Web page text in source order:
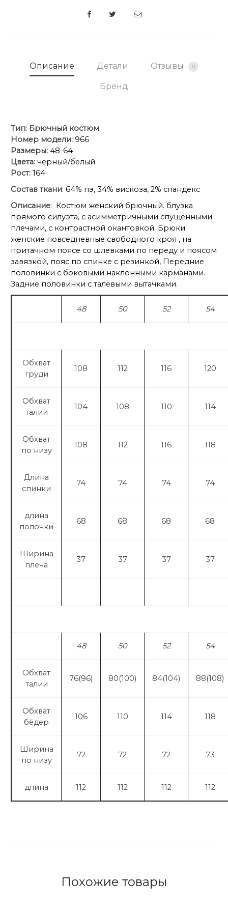
плеча
37 37
Обхват
талии
Обхват
бёдер
106 110 114 118
Ширина
по низу
72 72 72
SHARE
Описание Детали Отзывы 0
Бренд
Тип: Брючный костюм.
Номер модели: 966
Размеры: 48-64
Цвета: черный/белый
Рост: 164
Состав ткани: 64% пэ, 34% вискоза, 2% спандекс
Описание: Костюм женский брючный. блузка
прямого силуэта, с асимметричными спущенными
плечами, с контрастной окантовкой. Брюки
женские повседневные свободного кроя , на
притачном поясе со шлевками по переду и поясом
завязкой, пояс по спинке с резинкой, Передние
половинки с боковыми наклонными карманами.
Задние половинки с талевыми вытачками.
48 50 52 54
Обхват
груди
108 112 116 120
Обхват
талии
104 108 110 114
Обхват
по низу
108 112 116 118
Длина
спинки
74 74 74 74
длина
полочки
68 68 68 68
Ширина
плеча
37 37 37 37
48 50 52 54
Обхват
талии
76(96) 80(100) 84(104) 88(108)
Обхват
бёдер
106 110 114 118
Ширина
по низу
72 72 72 73
длина 112 112 112 112
Похожие товары